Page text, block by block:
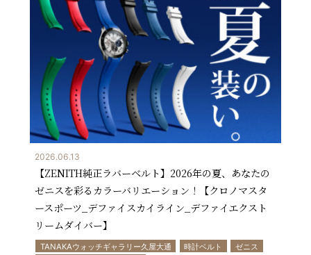
2026.06.13
【ZENITH純正ラバーベルト】2026年の夏、あなたの
ゼニスを彩るカラーバリエーション！【クロノマスタ
ースポーツ_デファイスカイライン_デファイエクスト
リームダイバー】
TANAKAウォッチギャラリー久屋大通 時計ベルト
ゼニス